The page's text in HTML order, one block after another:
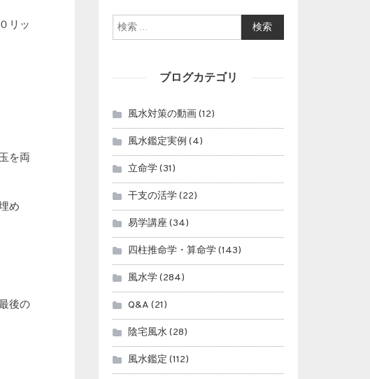
リッ
を両
め
後の
検索:
ブログカテゴリ
風水対策の動画 (12)
風水鑑定実例 (4)
立命学(31)
干支の活学(22)
易学講座(34)
四柱推命学・算命学(143)
風水学(284)
Q&A (21)
陰宅風水(28)
風水鑑定 (112)